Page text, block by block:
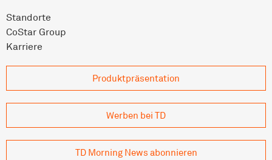
Standorte
CoStar Group
Karriere
Produkt­präsentation
Werben bei TD
TD Morning News abonnieren